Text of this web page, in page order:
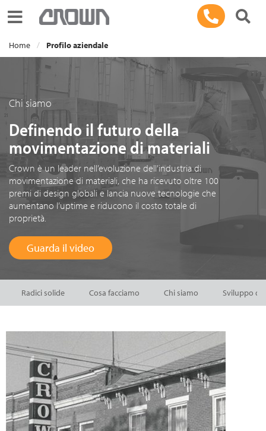
Toggle navigation
Home Profilo aziendale
Chi siamo
Definendo il futuro della
movimentazione di materiali
Crown è un leader nell’evoluzione dell’industria di
movimentazione di materiali, che ha ricevuto oltre 100
premi di design globali e lancia nuove tecnologie che
aumentano l’uptime e riducono il costo totale di
proprietà.
Guarda il video
Radici solide Cosa facciamo Chi siamo Sviluppo